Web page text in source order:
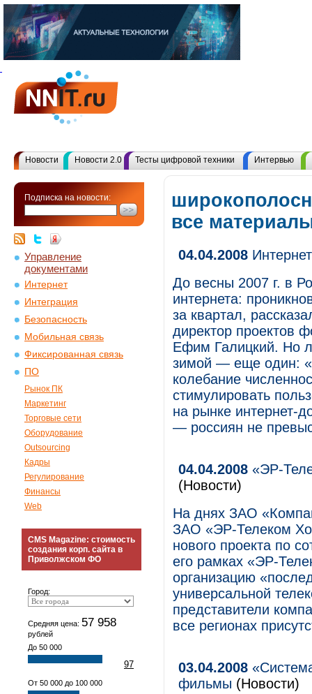
Новости Новости 2.0 Тесты цифровой техники Интервью
Подписка на новости:
Управление
документами
Интернет
Интеграция
Безопасность
Мобильная связь
Фиксированная связь
ПО
Рынок ПК
Маркетинг
Торговые сети
Оборудование
Outsourcing
Кадры
Регулирование
Финансы
Web
CMS Magazine: стоимость
создания корп. сайта в
Приволжском ФО
Город:
Средняя цена: 57 958
рублей
До 50 000
97
От 50 000 до 100 000
все
04.04.2008
До весны 2007 г. в
интернета:
за квартал,
директор проектов
Ефим Галицкий. Но
зимой — еще один:
колебание
стимулировать
на рынке интернет-
— россиян не
04.04.2008 «ЭР-
(Новости)
На днях ЗАО
ЗАО «ЭР-Телеком
нового проекта по
его рамках «ЭР-
организацию
универсальной
представители
все регионах
03.04.2008
фильмы (Новости)